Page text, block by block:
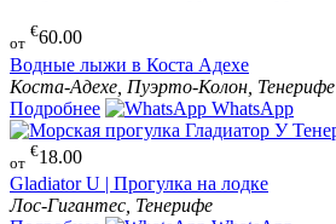
от
€60.00
Водные лыжи в Коста Адехе
Коста-Адехе, Пуэрто-Колон, Тенерифе
Подробнее
WhatsApp
от
€18.00
Gladiator U | Прогулка на лодке
Лос-Гигантес, Тенерифе